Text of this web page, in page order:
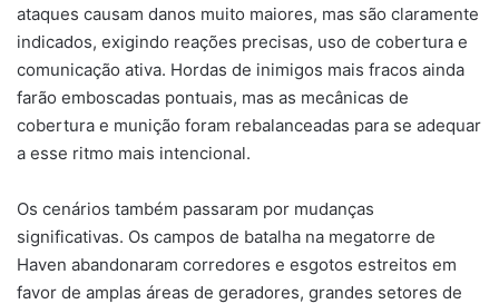
ataques causam danos muito maiores, mas são claramente
indicados, exigindo reações precisas, uso de cobertura e
comunicação ativa. Hordas de inimigos mais fracos ainda
farão emboscadas pontuais, mas as mecânicas de
cobertura e munição foram rebalanceadas para se adequar
a esse ritmo mais intencional.
Os cenários também passaram por mudanças
significativas. Os campos de batalha na megatorre de
Haven abandonaram corredores e esgotos estreitos em
favor de amplas áreas de geradores, grandes setores de